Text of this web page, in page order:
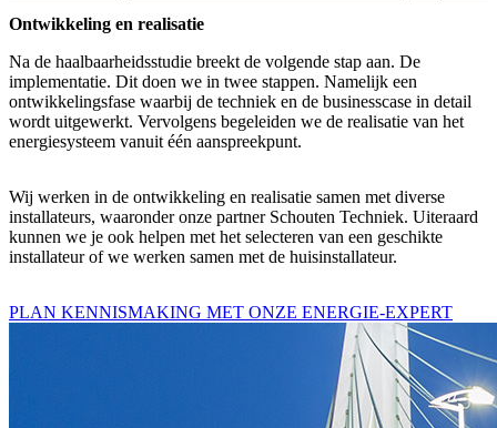
Ontwikkeling en realisatie
Na de haalbaarheidsstudie breekt de volgende stap aan. De
implementatie. Dit doen we in twee stappen. Namelijk een
ontwikkelingsfase waarbij de techniek en de businesscase in detail
wordt uitgewerkt. Vervolgens begeleiden we de realisatie van het
energiesysteem vanuit één aanspreekpunt.
Wij werken in de ontwikkeling en realisatie samen met diverse
installateurs, waaronder onze partner Schouten Techniek. Uiteraard
kunnen we je ook helpen met het selecteren van een geschikte
installateur of we werken samen met de huisinstallateur.
PLAN KENNISMAKING MET ONZE ENERGIE-EXPERT